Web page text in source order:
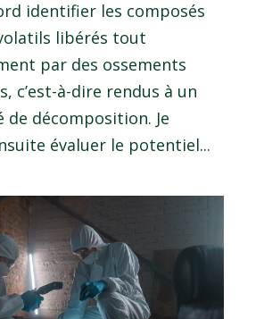
identifier les composés
libérés tout
par des ossements
c’est-à-dire rendus à un
de décomposition. Je
évaluer le potentiel...